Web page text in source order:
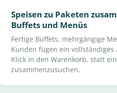
Speisen zu Paketen
Buffets und Menüs
Fertige Buffets, mehrgängige
Kunden fügen ein vollständiges
Klick in den Warenkorb, statt
zusammenzusuchen.